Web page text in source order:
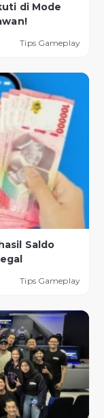
di Mode
Tips Gameplay
Saldo
Tips Gameplay